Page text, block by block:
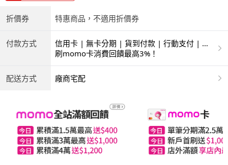
折價券 特惠商品，不適用折價券
付款方式
信用卡 | 無卡分期 | 貨到付款 | 行動支付 | 超
商付款 | ATM | 銀聯卡
刷momo卡消費回饋最高3%！
配送方式 廠商宅配